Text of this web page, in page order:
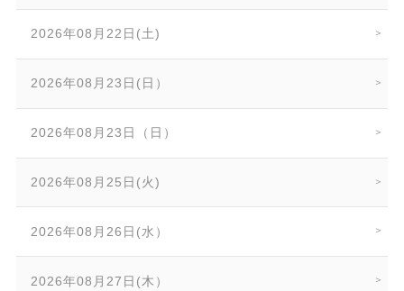
2026年08月22日(土)
2026年08月23日(日）
2026年08月23日（日）
2026年08月25日(火)
2026年08月26日(水）
2026年08月27日(木）